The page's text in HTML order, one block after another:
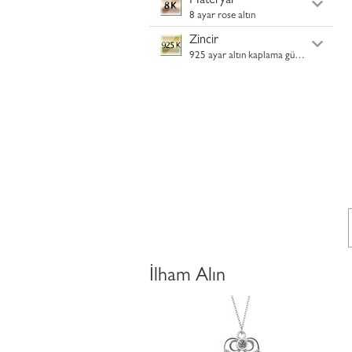
8 ayar rose altın
Zincir
925 ayar altın kaplama gümüş
İlham Alın